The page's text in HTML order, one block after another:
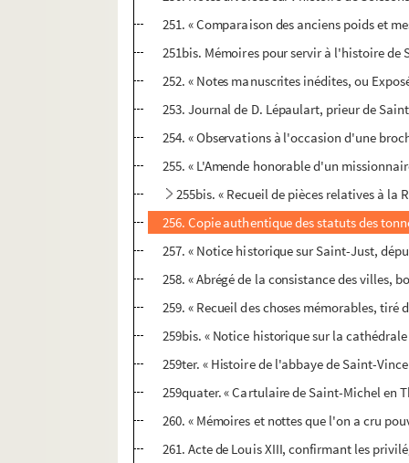
251. « Comparaison des anciens poids et
251bis. Mémoires pour servir à l'histoire
252. « Notes manuscrites inédites, ou
253. Journal de D. Lépaulart, prieur de
254. « Observations à l'occasion d'une
255. « L'Amende honorable d'un
255bis. « Recueil de pièces relatives à
256. Copie authentique des statuts des
257. « Notice historique sur Saint-Just,
258. « Abrégé de la consistance des villes,
259. « Recueil des choses mémorables,
259bis. « Notice historique sur la
259ter. « Histoire de l'abbaye de Saint-
259quater. « Cartulaire de Saint-Michel en
260. « Mémoires et nottes que l'on a cru
261. Acte de Louis XIII, confirmant les